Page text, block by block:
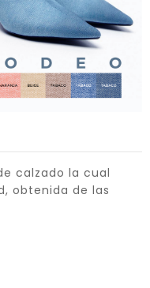
calzado la cual
obtenida de las